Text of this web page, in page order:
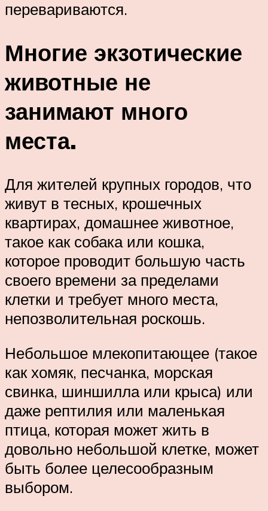
перевариваются.
Многие экзотические
животные не
занимают много
места.
Для жителей крупных городов, что
живут в тесных, крошечных
квартирах, домашнее животное,
такое как собака или кошка,
которое проводит большую часть
своего времени за пределами
клетки и требует много места,
непозволительная роскошь.
Небольшое млекопитающее (такое
как хомяк, песчанка, морская
свинка, шиншилла или крыса) или
даже рептилия или маленькая
птица, которая может жить в
довольно небольшой клетке, может
быть более целесообразным
выбором.